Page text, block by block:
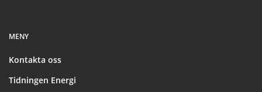
MENY
Kontakta oss
Tidningen Energi